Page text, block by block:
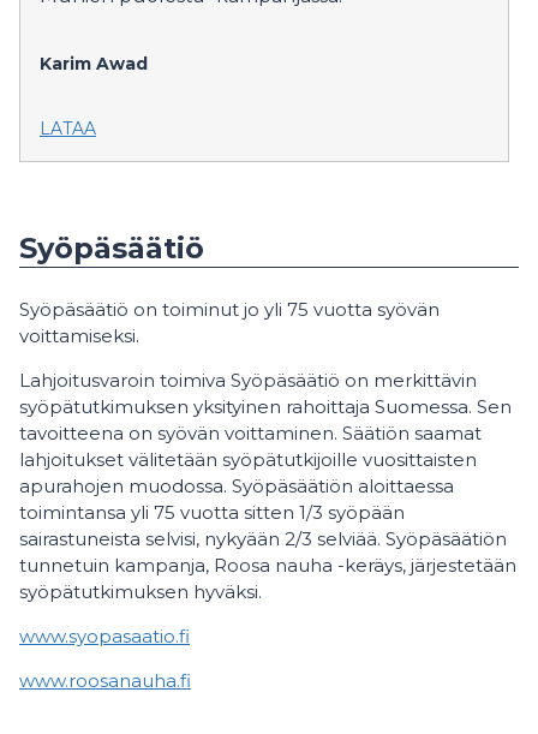
Karim Awad
LATAA
Syöpäsäätiö
Syöpäsäätiö on toiminut jo yli 75 vuotta syövän
voittamiseksi.
Lahjoitusvaroin toimiva Syöpäsäätiö on merkittävin
syöpätutkimuksen yksityinen rahoittaja Suomessa. Sen
tavoitteena on syövän voittaminen. Säätiön saamat
lahjoitukset välitetään syöpätutkijoille vuosittaisten
apurahojen muodossa. Syöpäsäätiön aloittaessa
toimintansa yli 75 vuotta sitten 1/3 syöpään
sairastuneista selvisi, nykyään 2/3 selviää. Syöpäsäätiön
tunnetuin kampanja, Roosa nauha -keräys, järjestetään
syöpätutkimuksen hyväksi.
www.syopasaatio.fi
www.roosanauha.fi